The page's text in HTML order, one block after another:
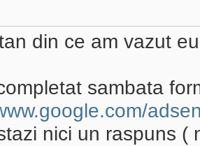
din ce am vazut
sambata
nici un raspuns (